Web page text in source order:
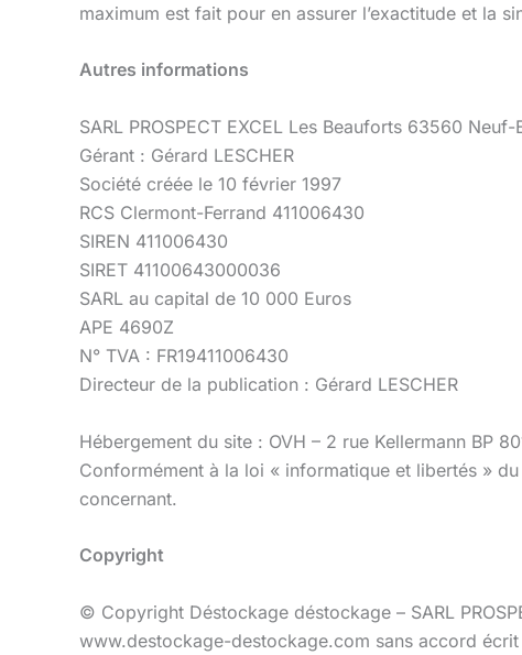
maximum est fait pour en assurer l’exactitude et la
Autres informations
SARL PROSPECT EXCEL Les Beauforts 63560 Neuf-
Gérant : Gérard LESCHER
Société créée le 10 février 1997
RCS Clermont-Ferrand 411006430
SIREN 411006430
SIRET 41100643000036
SARL au capital de 10 000 Euros
APE 4690Z
N° TVA : FR19411006430
Directeur de la publication : Gérard LESCHER
Hébergement du site : OVH – 2 rue Kellermann BP
Conformément à la loi « informatique et libertés »
concernant.
Copyright
© Copyright Déstockage déstockage – SARL
www.destockage-destockage.com sans accord écrit